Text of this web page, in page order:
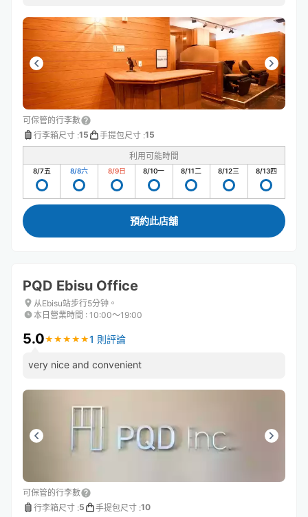
可保管的行李數
行李箱尺寸 :15 手提包尺寸 :15
利用可能時間
8/7五 8/8六 8/9日 8/10一 8/11二 8/12三 8/13四
預約此店舖
PQD Ebisu Office
从Ebisu站步行5分钟。
本日營業時間 : 10:00〜19:00
5.0★ ★ ★ ★ ★
★ ★ ★ ★ ★1 則評論
very nice and convenient
可保管的行李數
行李箱尺寸 :5 手提包尺寸 :10